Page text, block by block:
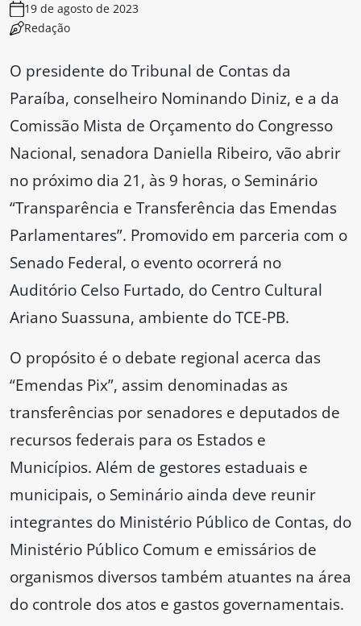
19 de agosto de 2023
Redação
O presidente do Tribunal de Contas da
Paraíba, conselheiro Nominando Diniz, e a da
Comissão Mista de Orçamento do Congresso
Nacional, senadora Daniella Ribeiro, vão abrir
no próximo dia 21, às 9 horas, o Seminário
“Transparência e Transferência das Emendas
Parlamentares”. Promovido em parceria com o
Senado Federal, o evento ocorrerá no
Auditório Celso Furtado, do Centro Cultural
Ariano Suassuna, ambiente do TCE-PB.
O propósito é o debate regional acerca das
“Emendas Pix”, assim denominadas as
transferências por senadores e deputados de
recursos federais para os Estados e
Municípios. Além de gestores estaduais e
municipais, o Seminário ainda deve reunir
integrantes do Ministério Público de Contas, do
Ministério Público Comum e emissários de
organismos diversos também atuantes na área
do controle dos atos e gastos governamentais.